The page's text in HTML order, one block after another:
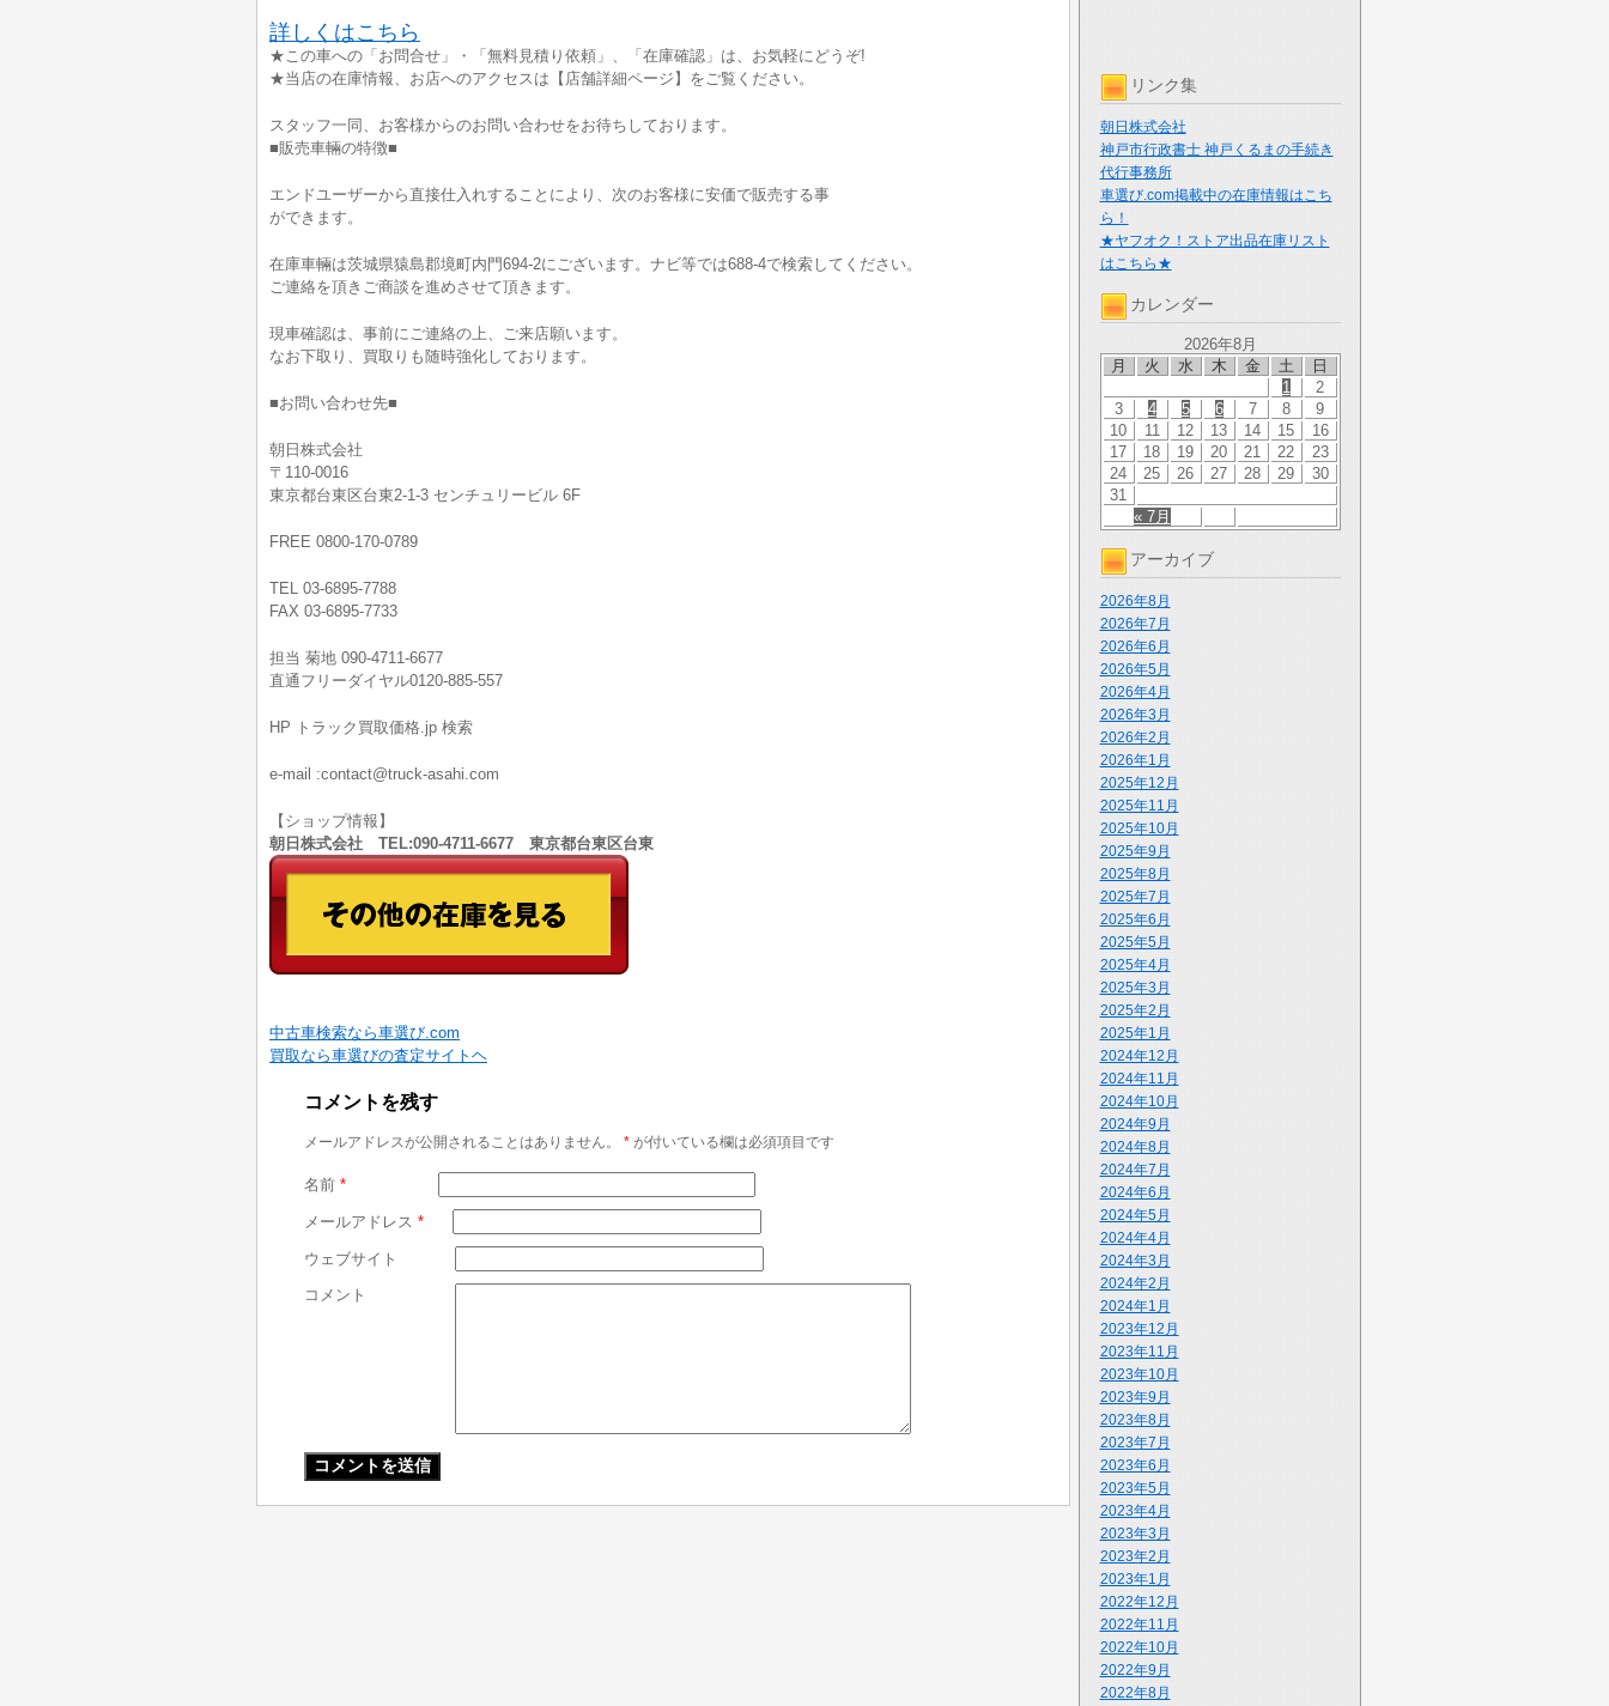
リンク集
朝日株式会社
神戸市行政書士 神戸くるまの手続き
代行事務所
車選び.com掲載中の在庫情報はこち
ら！
★ヤフオク！ストア出品在庫リスト
はこちら★
カレンダー
2026年8月
月
火 水 木 金 土 日
« 7月
1
2
3
4 5 6 7 8
9
10
11 12 13 14 15
16
17
18 19 20 21 22
23
24
25 26 27 28 29
30
31
アーカイブ
2026年8月
2026年7月
2026年6月
2026年5月
2026年4月
2026年3月
2026年2月
2026年1月
2025年12月
2025年11月
2025年10月
2025年9月
2025年8月
2025年7月
2025年6月
2025年5月
2025年4月
2025年3月
2025年2月
2025年1月
2024年12月
2024年11月
2024年10月
2024年9月
2024年8月
2024年7月
2024年6月
2024年5月
2024年4月
2024年3月
2024年2月
2024年1月
2023年12月
2023年11月
2023年10月
2023年9月
2023年8月
2023年7月
2023年6月
2023年5月
2023年4月
2023年3月
2023年2月
2023年1月
2022年12月
2022年11月
2022年10月
2022年9月
2022年8月
詳しくはこちら
★この車への「お問合せ」・「無料見積り依頼」、「在庫確認」は、お気軽にどうぞ!
★当店の在庫情報、お店へのアクセスは【店舗詳細ページ】をご覧ください。
スタッフ一同、お客様からのお問い合わせをお待ちしております。
■販売車輛の特徴■
エンドユーザーから直接仕入れすることにより、次のお客様に安価で販売する事
ができます。
在庫車輛は茨城県猿島郡境町内門694-2にございます。ナビ等では688-4で検索してください。
ご連絡を頂きご商談を進めさせて頂きます。
現車確認は、事前にご連絡の上、ご来店願います。
なお下取り、買取りも随時強化しております。
■お問い合わせ先■
朝日株式会社
〒110-0016
東京都台東区台東2-1-3 センチュリービル 6F
FREE 0800-170-0789
TEL 03-6895-7788
FAX 03-6895-7733
担当 菊地 090-4711-6677
直通フリーダイヤル0120-885-557
HP トラック買取価格.jp 検索
e-mail :contact@truck-asahi.com
【ショップ情報】
朝日株式会社 TEL:090-4711-6677 東京都台東区台東
中古車検索なら車選び.com
買取なら車選びの査定サイトヘ
コメントを残す
メールアドレスが公開されることはありません。 * が付いている欄は必須項目です
名前 *
メールアドレス *
ウェブサイト
コメント